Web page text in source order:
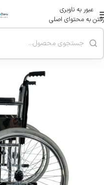
عبور به ناوبری
رفتن به محتوای اصلی